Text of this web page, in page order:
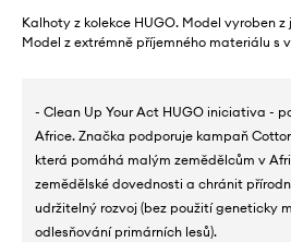
Kalhoty z kolekce HUGO. Model vyroben
Model z extrémně příjemného materiálu s
- Clean Up Your Act HUGO iniciativa -
Africe. Značka podporuje kampaň
která pomáhá malým zemědělcům v
zemědělské dovednosti a chránit
udržitelný rozvoj (bez použití geneticky
odlesňování primárních lesů).